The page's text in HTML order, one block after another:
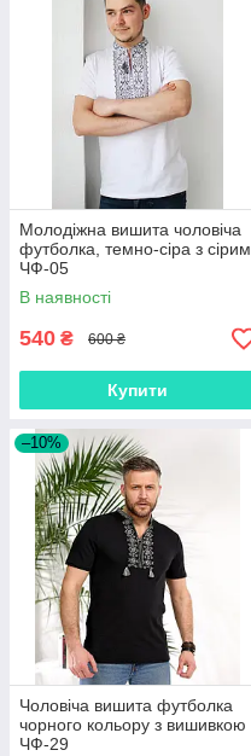
Молодіжна вишита чоловіча
футболка, темно-сіра з сірим
ЧФ-05
В наявності
540 ₴ 600 ₴
Купити
–10%
Чоловіча вишита футболка
чорного кольору з вишивкою
ЧФ-29